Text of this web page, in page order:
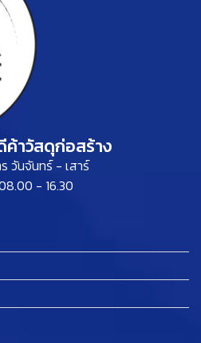
ค้าวัสดุก่อสร้าง
วันจันทร์ - เสาร์
- 16.30